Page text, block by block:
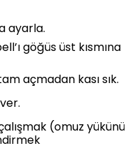
ayarla.
göğüs üst kısmına
açmadan kası sık.
(omuz yükünü